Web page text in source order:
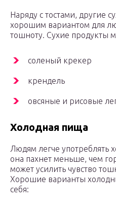
Наряду с тостами, другие
хорошим вариантом для
тошноту. Сухие продукты
соленый крекер
крендель
овсяные и рисовые
Холодная пища
Людям легче употреблять
она пахнет меньше, чем
может усилить чувство
Хорошие варианты
себя: